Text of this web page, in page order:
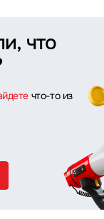
что
что-то из